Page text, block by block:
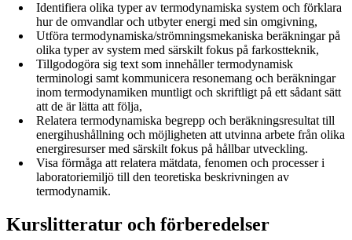
Identifiera olika typer av termodynamiska system och förklara
hur de omvandlar och utbyter energi med sin omgivning,
Utföra termodynamiska/strömningsmekaniska beräkningar på
olika typer av system med särskilt fokus på farkostteknik,
Tillgodogöra sig text som innehåller termodynamisk
terminologi samt kommunicera resonemang och beräkningar
inom termodynamiken muntligt och skriftligt på ett sådant sätt
att de är lätta att följa,
Relatera termodynamiska begrepp och beräkningsresultat till
energihushållning och möjligheten att utvinna arbete från olika
energiresurser med särskilt fokus på hållbar utveckling.
Visa förmåga att relatera mätdata, fenomen och processer i
laboratoriemiljö till den teoretiska beskrivningen av
termodynamik.
Kurslitteratur och förberedelser